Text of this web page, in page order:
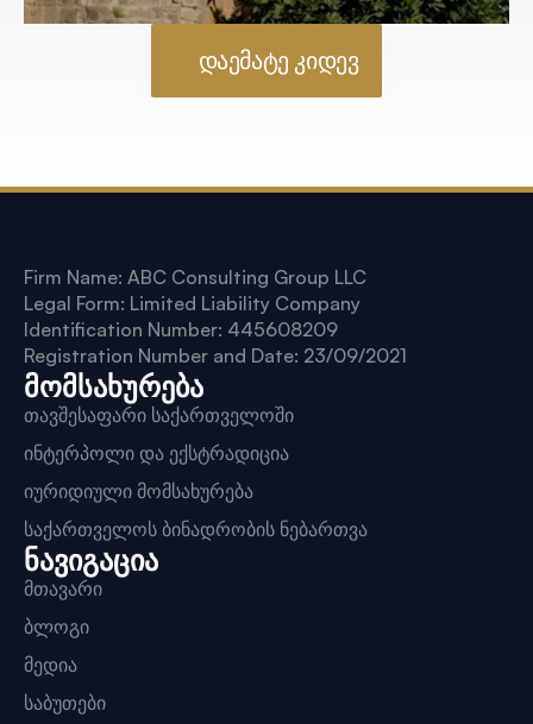
დაემატე კიდევ
Firm Name: ABC Consulting Group LLC
Legal Form: Limited Liability Company
Identification Number: 445608209
Registration Number and Date: 23/09/2021
მომსახურება
თავშესაფარი საქართველოში
ინტერპოლი და ექსტრადიცია
იურიდიული მომსახურება
საქართველოს ბინადრობის ნებართვა
ნავიგაცია
მთავარი
ბლოგი
მედია
საბუთები